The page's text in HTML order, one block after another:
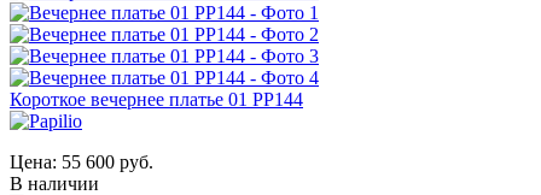
Короткое вечернее платье 01 PP144
Цена: 55 600 руб.
В наличии